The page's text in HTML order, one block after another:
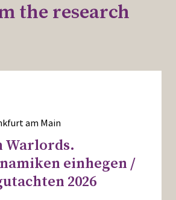
the research
am Main
Warlords.
einhegen /
2026